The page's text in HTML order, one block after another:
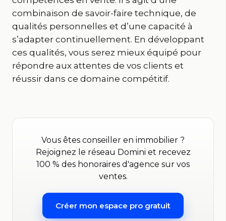
combinaison de savoir-faire technique, de
qualités personnelles et d’une capacité à
s’adapter continuellement. En développant
ces qualités, vous serez mieux équipé pour
répondre aux attentes de vos clients et
réussir dans ce domaine compétitif.
Vous êtes conseiller en immobilier ?
Rejoignez le réseau Domini et recevez
100 % des honoraires d'agence sur vos
ventes.
Créer mon espace pro gratuit